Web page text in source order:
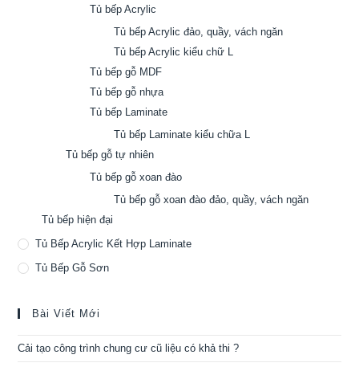
Tủ bếp Acrylic
Tủ bếp Acrylic đảo, quầy, vách ngăn
Tủ bếp Acrylic kiểu chữ L
Tủ bếp gỗ MDF
Tủ bếp gỗ nhựa
Tủ bếp Laminate
Tủ bếp Laminate kiểu chữa L
Tủ bếp gỗ tự nhiên
Tủ bếp gỗ xoan đào
Tủ bếp gỗ xoan đào đảo, quầy, vách ngăn
Tủ bếp hiện đại
Tủ Bếp Acrylic Kết Hợp Laminate
Tủ Bếp Gỗ Sơn
Bài Viết Mới
Cải tạo công trình chung cư cũ liệu có khả thi ?